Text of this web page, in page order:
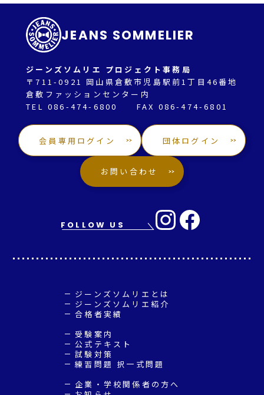
JEANS SOMMELIER
ジーンズソムリエ プロジェクト事務局
〒711-0921 岡山県倉敷市児島駅前1丁目46番地
倉敷ファッションセンター内
TEL 086-474-6800 FAX 086-474-6801
会員専用ログイン 団体ログイン
お問い合わせ
FOLLOW US
ジーンズソムリエとは
ジーンズソムリエ紹介
合格者実績
受験案内
公式テキスト
試験対策
練習問題 択一式問題
企業・学校関係者の方へ